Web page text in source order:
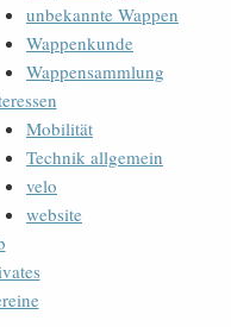
unbekannte Wappen
Wappenkunde
Wappensammlung
Mobilität
Technik allgemein
velo
website